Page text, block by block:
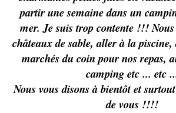
partir une semaine dans un
mer. Je suis trop contente !!!
châteaux de sable, aller à la
marchés du coin pour nos repas,
camping etc ... etc
Nous vous disons à bientôt et
de vous !!!!